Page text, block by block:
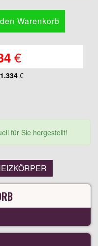
€
1.334 €
für Sie hergestellt!